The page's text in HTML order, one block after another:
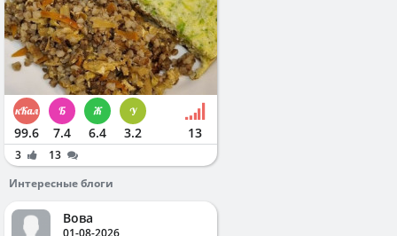
99.6 7.4 6.4 3.2 13
3
13
Интересные блоги
Вова
01-08-2026